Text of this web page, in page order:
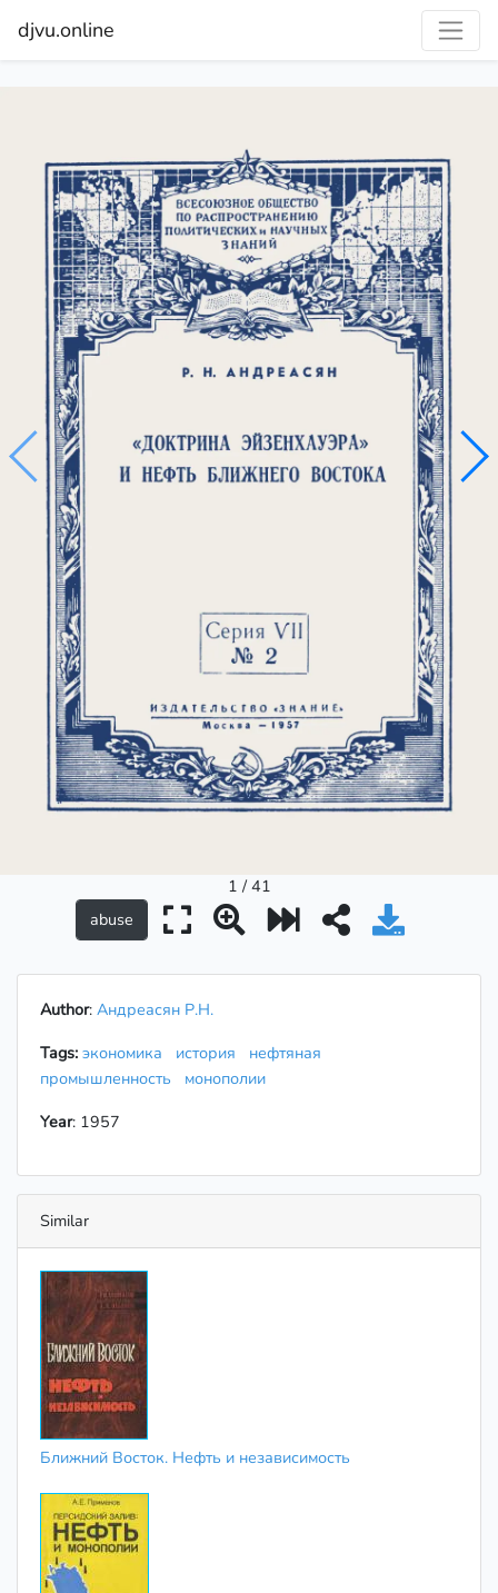
djvu.online
1 / 41
Author: Андреасян Р.Н.
Tags: экономика история
нефтяная
промышленность
монополии
Year: 1957
Similar
Ближний Восток. Нефть и независимость